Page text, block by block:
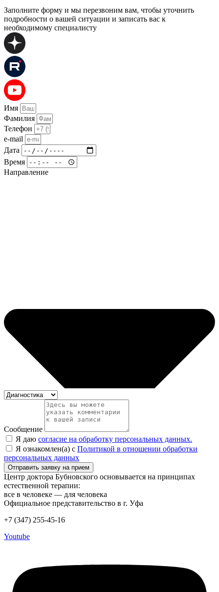
Заполните форму и мы перезвоним вам, чтобы уточнить
подробности о вашей ситуации и записать вас к
необходимому специалисту
Имя
Фамилия
Телефон
e-mail
Дата
Время
Направление
Сообщение
Я даю согласие на обработку персональных данных.
Я ознакомлен(а) с Политикой в отношении обработки
персональных данных
Отправить заявку на прием
Центр доктора Бубновского основывается на принципах
естественной терапии:
все в человеке — для человека
Официальное представительство в г. Уфа
+7 (347) 255-45-16
Youtube